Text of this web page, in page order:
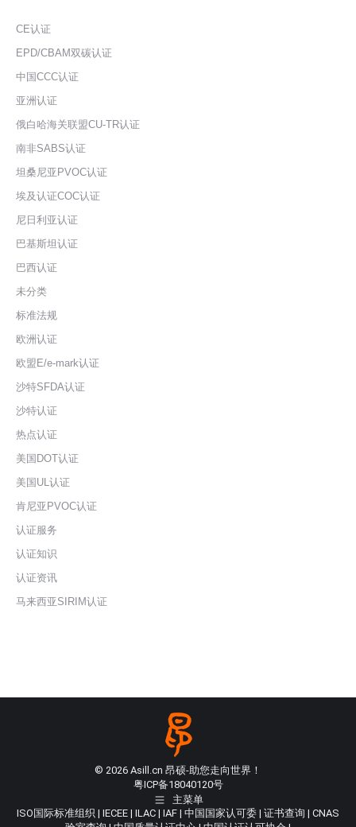
CE认证
EPD/CBAM双碳认证
中国CCC认证
亚洲认证
俄白哈海关联盟CU-TR认证
南非SABS认证
坦桑尼亚PVOC认证
埃及认证COC认证
尼日利亚认证
巴基斯坦认证
巴西认证
未分类
标准法规
欧洲认证
欧盟E/e-mark认证
沙特SFDA认证
沙特认证
热点认证
美国DOT认证
美国UL认证
肯尼亚PVOC认证
认证服务
认证知识
认证资讯
马来西亚SIRIM认证
© 2026 Asill.cn 昂硕-助您走向世界！
粤ICP备18040120号
主菜单
ISO国际标准组织 | IECEE | ILAC | IAF | 中国国家认可委 | 证书查询 | CNAS